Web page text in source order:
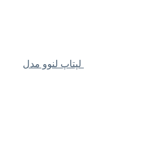
لپتاپ لنوو مدل